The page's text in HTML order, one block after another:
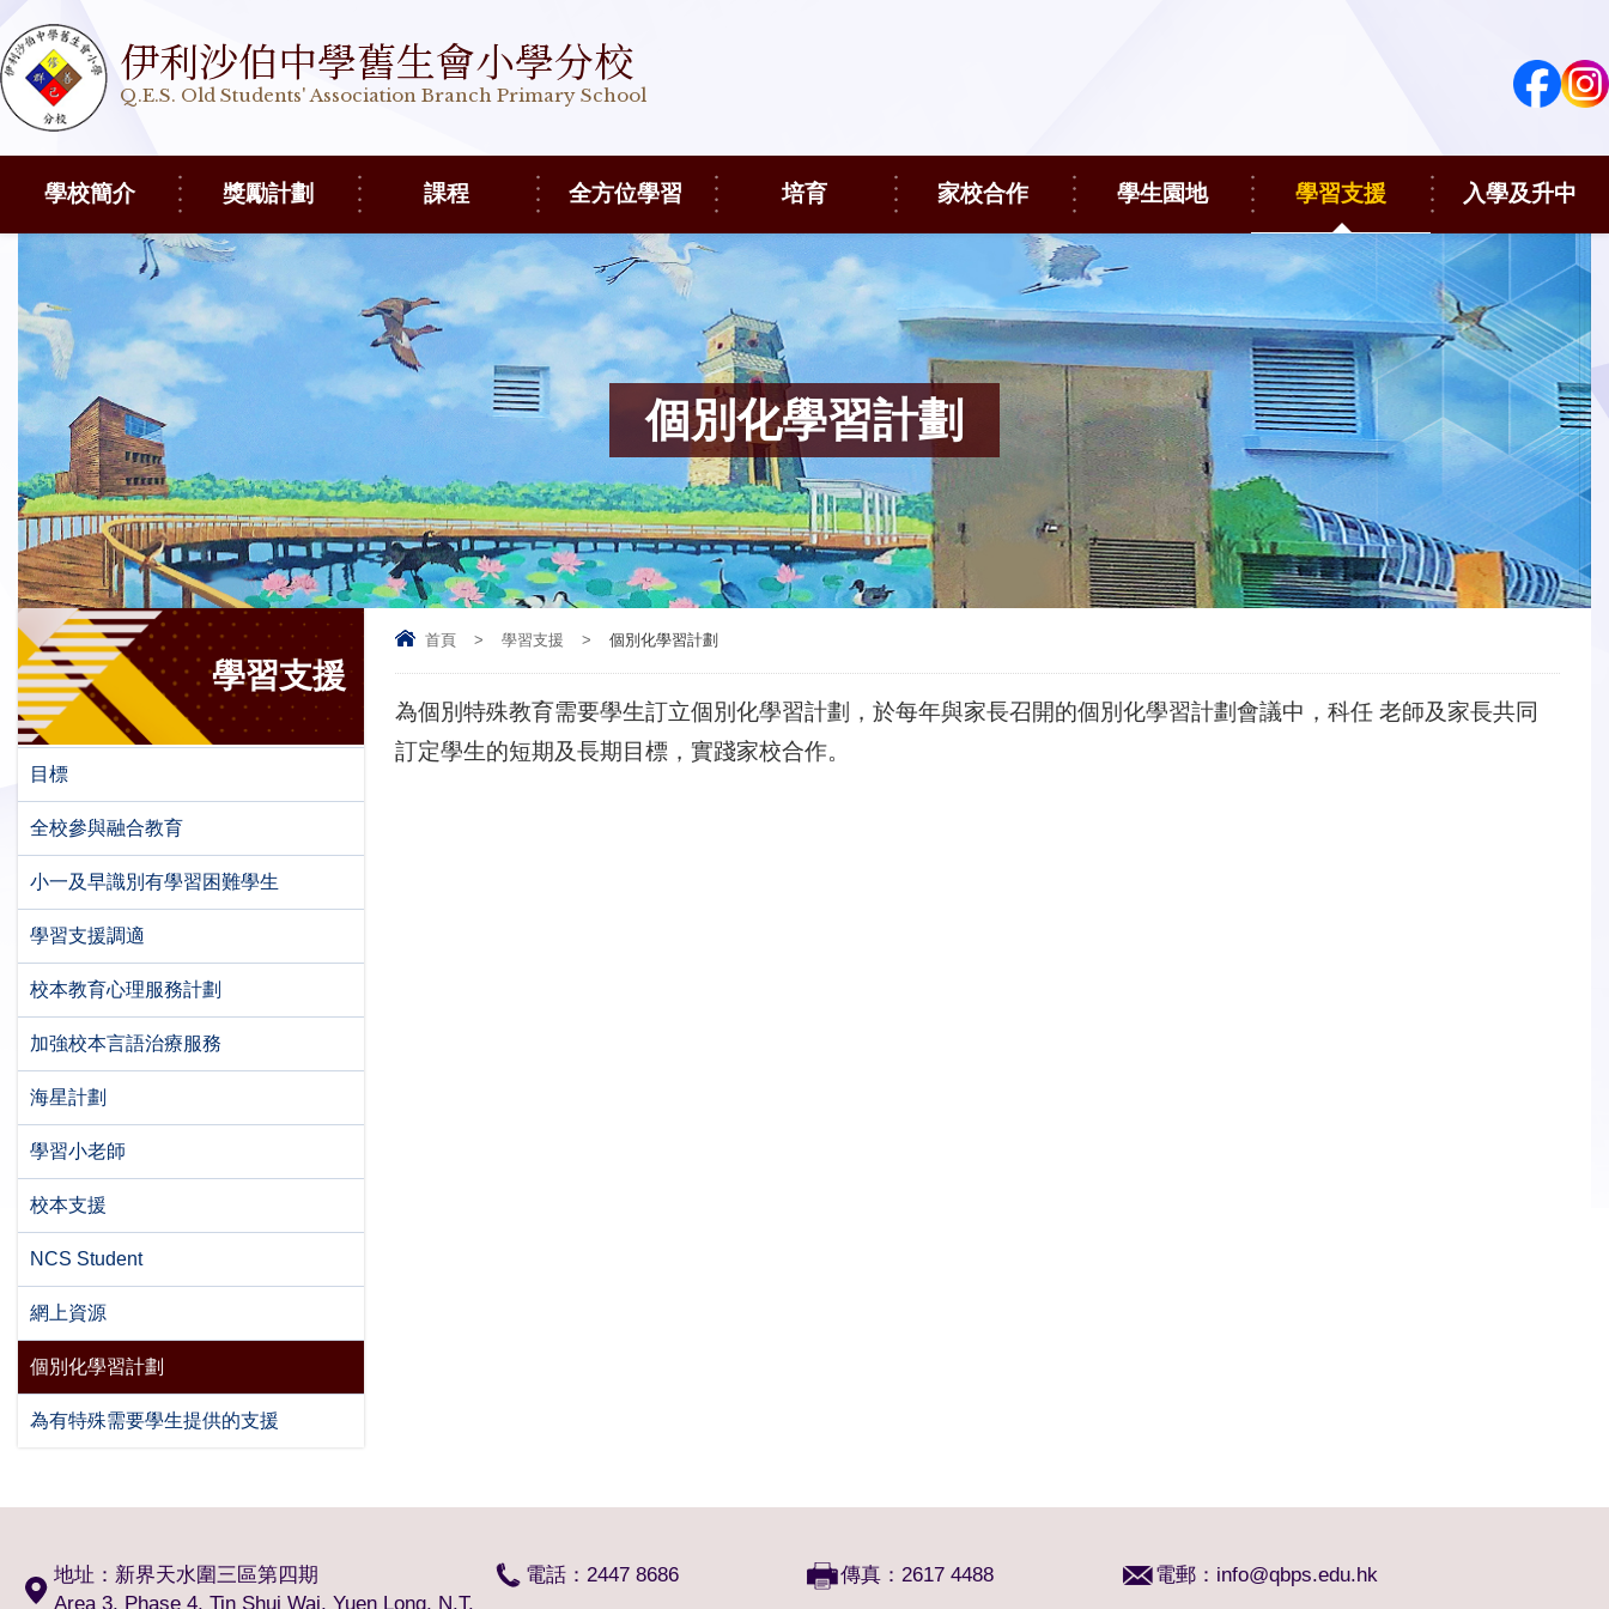
伊利沙伯中學舊生會小學分校
Q.E.S. Old Students' Association Branch Primary School
學校簡介 獎勵計劃 課程 全方位學習 培育 家校合作 學生園地 學習支援 入學及升中
個別化學習計劃
首頁 > 學習支援 > 個別化學習計劃
為個別特殊教育需要學生訂立個別化學習計劃，於每年與家長召開的個別化學習計劃會議中，科任 老師及家長共同
訂定學生的短期及長期目標，實踐家校合作。
學習支援
目標
全校參與融合教育
小一及早識別有學習困難學生
學習支援調適
校本教育心理服務計劃
加強校本言語治療服務
海星計劃
學習小老師
校本支援
NCS Student
網上資源
個別化學習計劃
為有特殊需要學生提供的支援
地址：新界天水圍三區第四期
Area 3, Phase 4, Tin Shui Wai, Yuen Long, N.T.
電話：2447 8686 傳真：2617 4488 電郵： info@qbps.edu.hk